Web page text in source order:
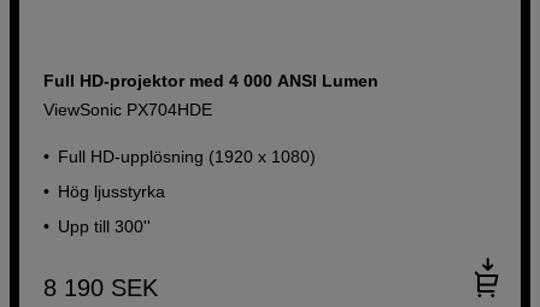
Full HD-projektor med 4 000 ANSI Lumen
ViewSonic PX704HDE
Full HD-upplösning (1920 x 1080)
Hög ljusstyrka
Upp till 300''
8 190 SEK